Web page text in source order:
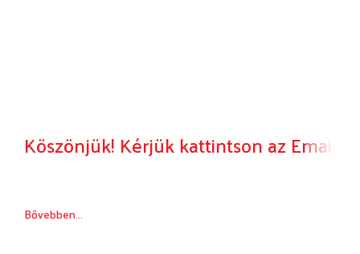
Köszönjük! Kérjük kattintson az Email
Bővebben...